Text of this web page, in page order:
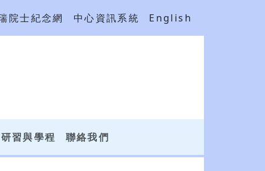
院士紀念網 中心資訊系統 English
研習與學程 聯絡我們